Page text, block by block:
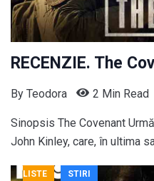
RECENZIE. The
By Teodora 2 Min Read
Sinopsis The Covenant
John Kinley, care, în ultima
LISTE STIRI